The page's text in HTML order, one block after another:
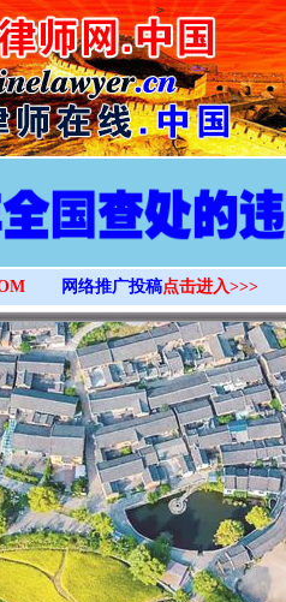
>
网络推广投稿点击进入>>>